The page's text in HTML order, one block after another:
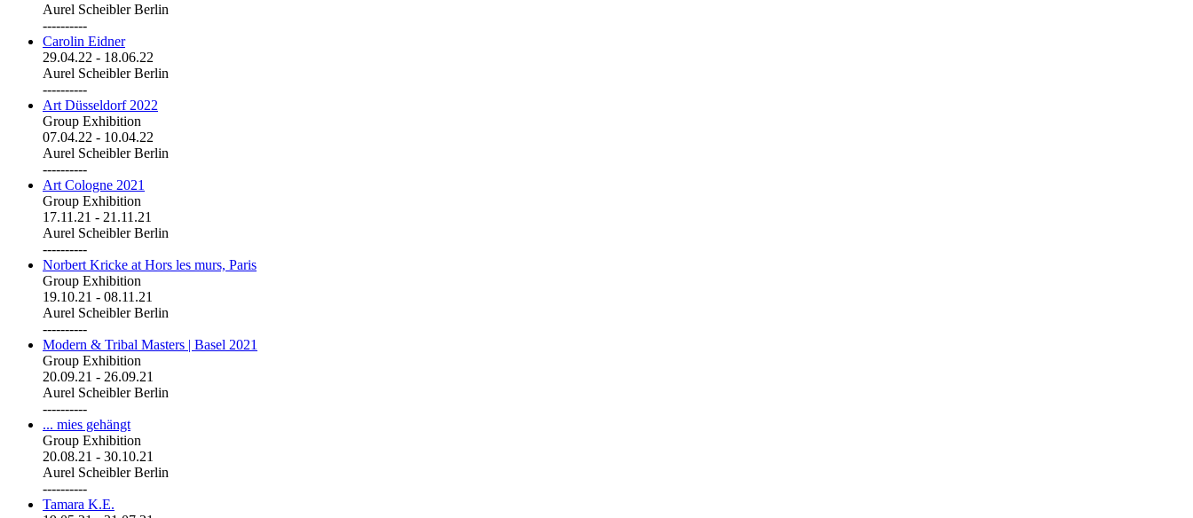
Aurel Scheibler Berlin
----------
Carolin Eidner
29.04.22 - 18.06.22
Aurel Scheibler Berlin
----------
Art Düsseldorf 2022
Group Exhibition
07.04.22 - 10.04.22
Aurel Scheibler Berlin
----------
Art Cologne 2021
Group Exhibition
17.11.21 - 21.11.21
Aurel Scheibler Berlin
----------
Norbert Kricke at Hors les murs, Paris
Group Exhibition
19.10.21 - 08.11.21
Aurel Scheibler Berlin
----------
Modern & Tribal Masters | Basel 2021
Group Exhibition
20.09.21 - 26.09.21
Aurel Scheibler Berlin
----------
... mies gehängt
Group Exhibition
20.08.21 - 30.10.21
Aurel Scheibler Berlin
----------
Tamara K.E.